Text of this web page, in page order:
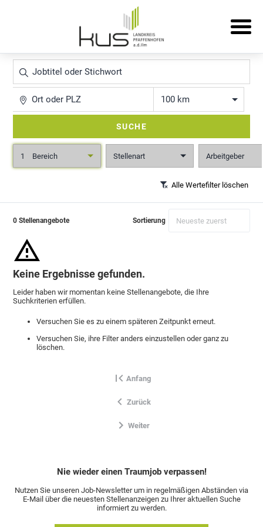
oder
Stichwort
Entfernung
SUCHE
1 Bereich Stellenart Arbeitgeber
Alle Wertefilter löschen
0 Stellenangebote Sortierung
Keine Ergebnisse gefunden.
Leider haben wir momentan keine Stellenangebote, die Ihre
Suchkriterien erfüllen.
Versuchen Sie es zu einem späteren Zeitpunkt erneut.
Versuchen Sie, ihre Filter anders einzustellen oder ganz zu
löschen.
Anfang
Zurück
Weiter
Nie wieder einen Traumjob verpassen!
Nutzen Sie unseren Job-Newsletter um in regelmäßigen Abständen via
E-Mail über die neuesten Stellenanzeigen zu Ihrer aktuellen Suche
informiert zu werden.